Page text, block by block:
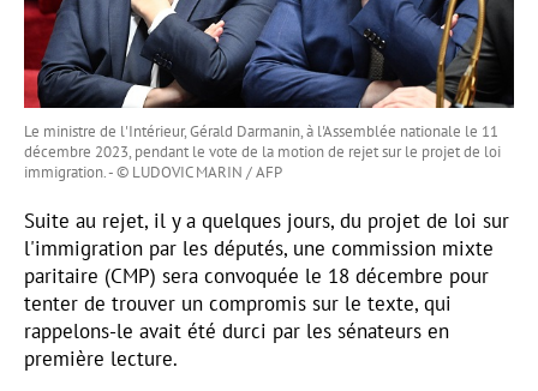
Le ministre de l'Intérieur, Gérald Darmanin, à l'Assemblée nationale le 11
décembre 2023, pendant le vote de la motion de rejet sur le projet de loi
immigration. - © LUDOVIC MARIN / AFP
Suite au rejet, il y a quelques jours, du projet de loi sur
l'immigration par les députés, une commission mixte
paritaire (CMP) sera convoquée le 18 décembre pour
tenter de trouver un compromis sur le texte, qui
rappelons-le avait été durci par les sénateurs en
première lecture.